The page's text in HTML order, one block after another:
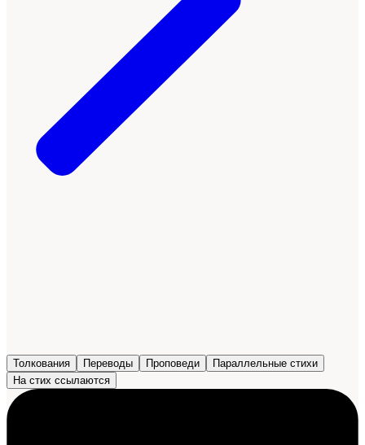
Толкования Переводы Проповеди
Параллельные стихи
На стих ссылаются